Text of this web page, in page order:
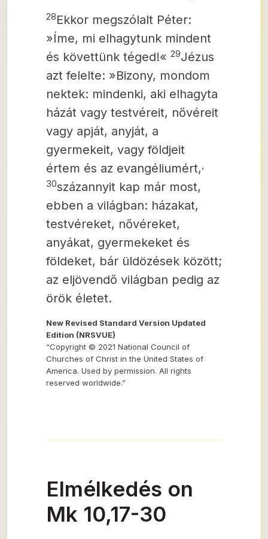
28Ekkor megszólalt Péter:
»Íme, mi elhagytunk mindent
és követtünk téged!« 29Jézus
azt felelte: »Bizony, mondom
nektek: mindenki, aki elhagyta
házát vagy testvéreit, nővéreit
vagy apját, anyját, a
gyermekeit, vagy földjeit
értem és az evangéliumért,
30százannyit kap már most,
ebben a világban: házakat,
testvéreket, nővéreket,
anyákat, gyermekeket és
földeket, bár üldözések között;
az eljövendő világban pedig az
örök életet.
New Revised Standard Version Updated
Edition (NRSVUE)
“Copyright © 2021 National Council of
Churches of Christ in the United States of
America. Used by permission. All rights
reserved worldwide.”
Elmélkedés on
Mk 10,17-30